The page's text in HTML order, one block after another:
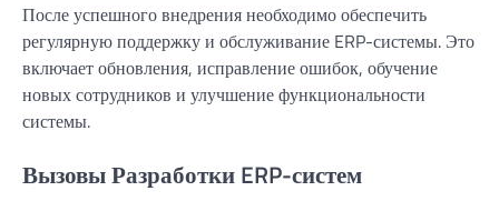
После успешного внедрения необходимо обеспечить
регулярную поддержку и обслуживание ERP-системы. Это
включает обновления, исправление ошибок, обучение
новых сотрудников и улучшение функциональности
системы.
Вызовы Разработки ERP-систем